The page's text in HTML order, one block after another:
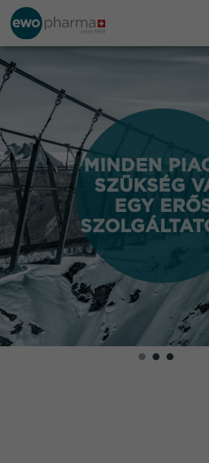
MINDEN
SZÜKSÉG
EGY
MINDEN
SZÜKSÉG
EGY